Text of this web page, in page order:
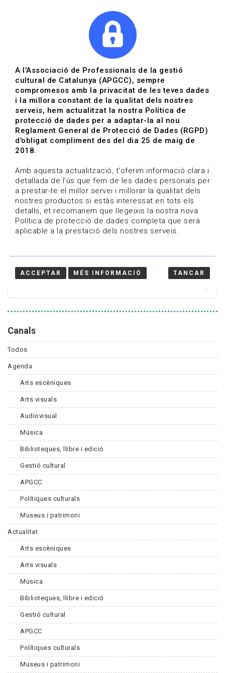
Actualitza't
Vols estar al dia?
HOME / BLOG
Estigues al dia
Convocatòries, activitats i notícies del sector de la
cultura.
Canals
Todos
Agenda
Arts escèniques
Arts visuals
Audiovisual
Música
Biblioteques, llibre i edició
Gestió cultural
APGCC
Polítiques culturals
Museus i patrimoni
Actualitat
Arts escèniques
Arts visuals
Música
Biblioteques, llibre i edició
Gestió cultural
APGCC
Polítiques culturals
Museus i patrimoni
A l'Associació de Professionals de la gestió
cultural de Catalunya (APGCC), sempre
compromesos amb la privacitat de les teves dades
i la millora constant de la qualitat dels nostres
serveis, hem actualitzat la nostra Política de
protecció de dades per a adaptar-la al nou
Reglament General de Protecció de Dades (RGPD)
d'obligat compliment des del dia 25 de maig de
2018.
Amb aquesta actualització, t'oferim informació clara i
detallada de l'ús que fem de les dades personals per
a prestar-te el millor servei i millorar la qualitat dels
nostres productos.si estàs interessat en tots els
detalls, et recomanem que llegeixis la nostra nova
Política de protecció de dades completa que serà
aplicable a la prestació dels nostres serveis.
ACCEPTAR MÉS INFORMACIÓ TANCAR